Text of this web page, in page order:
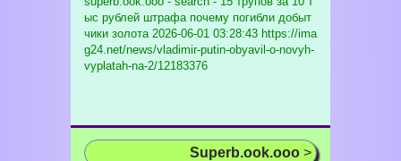
ыс рублей штрафа почему погибли добыт
чики золота2026-06-01 03:28:43 https://ima
g24.net/news/vladimir-putin-obyavil-o-novyh-
vyplatah-na-2/12183376
Superb.ook.ooo >